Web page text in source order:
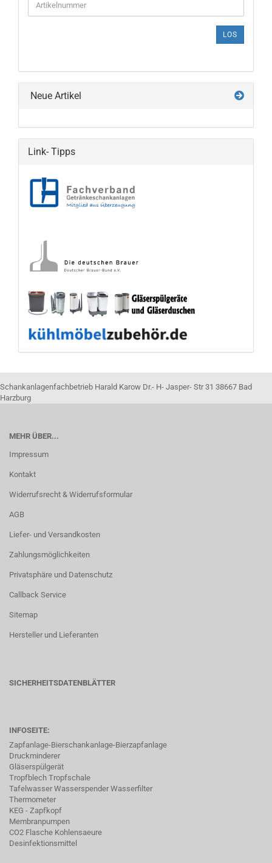
SIE
DIE
EIN.
LOS
Neue Artikel
Link- Tipps
Schankanlagenfachbetrieb Harald Karow Dr.- H- Jasper- Str 31 38667 Bad
Harzburg
MEHR ÜBER...
Impressum
Kontakt
Widerrufsrecht & Widerrufsformular
AGB
Liefer- und Versandkosten
Zahlungsmöglichkeiten
Privatsphäre und Datenschutz
Callback Service
Sitemap
Hersteller und Lieferanten
SICHERHEITSDATENBLÄTTER
INFOSEITE:
Zapfanlage-Bierschankanlage-Bierzapfanlage
Druckminderer
Gläserspülgerät
Tropfblech Tropfschale
Tafelwasser Wasserspender Wasserfilter
Thermometer
KEG - Zapfkopf
Membranpumpen
CO2 Flasche Kohlensaeure
Desinfektionsmittel